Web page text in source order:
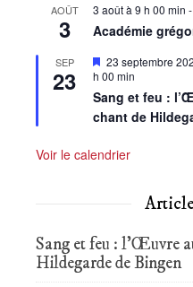
AOÛT
3
3 août à 9 h 00 min -
Académie
SEP
23
Mis
en
23 septembre
h 00 min
Sang et feu :
chant de
Voir le calendrier
Sang et feu : l’Œuvre
Hildegarde de Bingen